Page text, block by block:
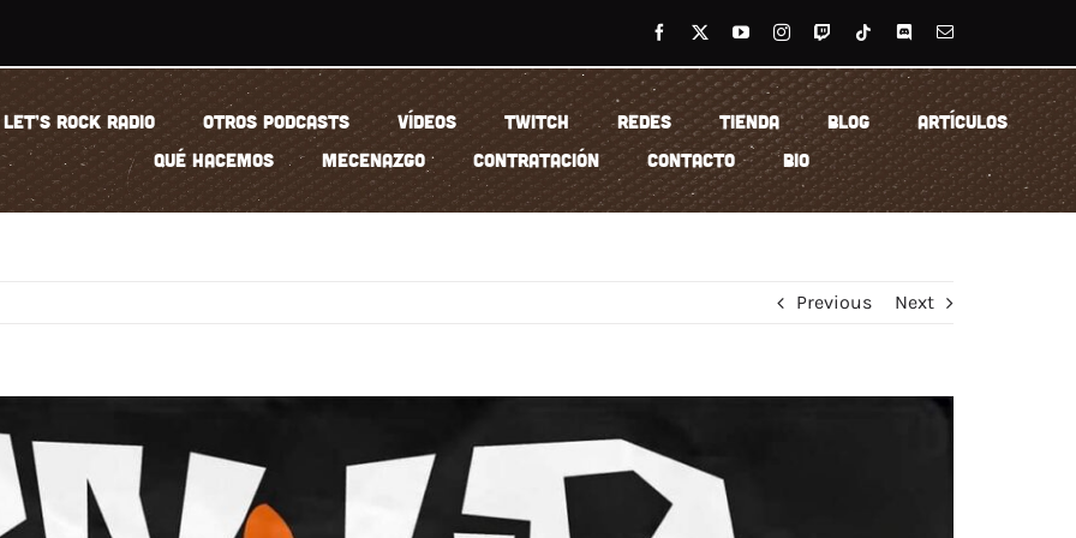
LET’S ROCK RADIO OTROS PODCASTS VÍDEOS TWITCH REDES TIENDA BLOG
ARTÍCULOS
QUÉ HACEMOS
MECENAZGO CONTRATACIÓN CONTACTO BIO
Previous Next